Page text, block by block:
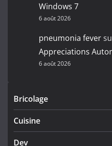
Windows 7
6 août 2026
pneumonia fever
Appreciations
6 août 2026
Bricolage
Cuisine
Dev